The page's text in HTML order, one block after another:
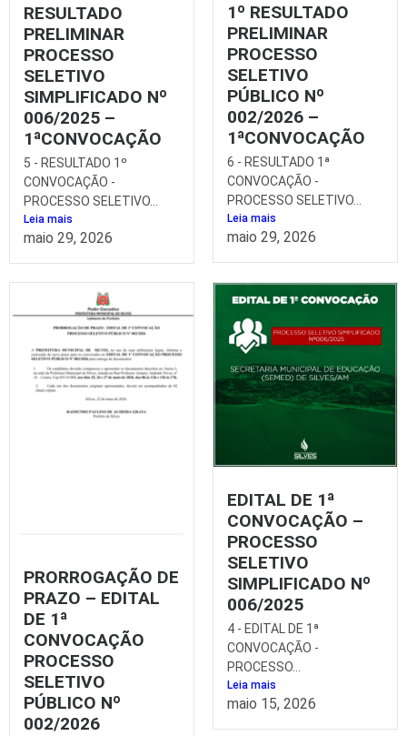
RESULTADO
PRELIMINAR
PROCESSO
SELETIVO
SIMPLIFICADO Nº
006/2025 –
1ªCONVOCAÇÃO
5 - RESULTADO 1º
CONVOCAÇÃO -
PROCESSO SELETIVO...
Leia mais
maio 29, 2026
1º RESULTADO
PRELIMINAR
PROCESSO
SELETIVO
PÚBLICO Nº
002/2026 –
1ªCONVOCAÇÃO
6 - RESULTADO 1ª
CONVOCAÇÃO -
PROCESSO SELETIVO...
Leia mais
maio 29, 2026
PRORROGAÇÃO DE
PRAZO – EDITAL
DE 1ª
CONVOCAÇÃO
PROCESSO
SELETIVO
PÚBLICO Nº
002/2026
EDITAL DE 1ª
CONVOCAÇÃO –
PROCESSO
SELETIVO
SIMPLIFICADO Nº
006/2025
4 - EDITAL DE 1ª
CONVOCAÇÃO -
PROCESSO...
Leia mais
maio 15, 2026